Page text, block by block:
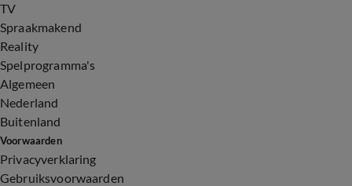
TV
Spraakmakend
Reality
Spelprogramma's
Algemeen
Nederland
Buitenland
Voorwaarden
Privacyverklaring
Gebruiksvoorwaarden